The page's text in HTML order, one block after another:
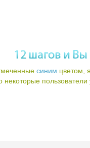
синим цветом,
некоторые